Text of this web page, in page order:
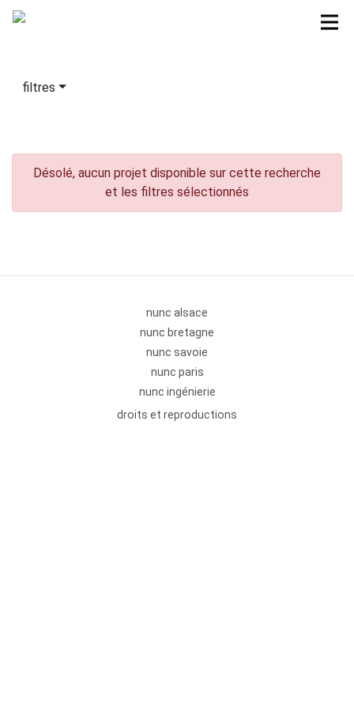
filtres
Désolé, aucun projet disponible sur cette recherche
et les filtres sélectionnés
nunc alsace
nunc bretagne
nunc savoie
nunc paris
nunc ingénierie
droits et reproductions